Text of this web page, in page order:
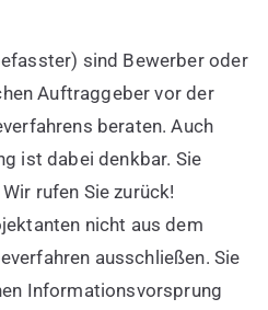
sind Bewerber oder
Auftraggeber vor der
beraten. Auch
ist dabei denkbar. Sie
rufen Sie zurück!
nicht aus dem
ausschließen. Sie
Informationsvorsprung